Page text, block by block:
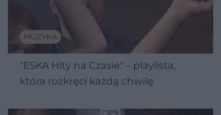
MUZYKA
"ESKA Hity na Czasie" – playlista,
która rozkręci każdą chwilę